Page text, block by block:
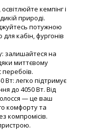
кемпінг і
природі.
потужною
кабін, фургонів
залишайтеся на
миттєвому
Вт: легко підтримує
до 4050 Вт. Від
— це ваш
комфорту та
компромісів.